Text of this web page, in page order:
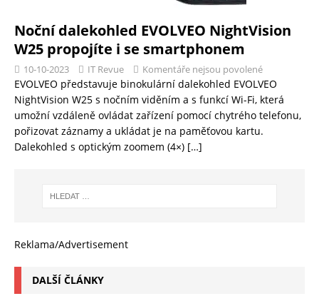
Noční dalekohled EVOLVEO NightVision
W25 propojíte i se smartphonem
10-10-2023 IT Revue Komentáře nejsou povolené
EVOLVEO představuje binokulární dalekohled EVOLVEO
NightVision W25 s nočním viděním a s funkcí Wi-Fi, která
umožní vzdáleně ovládat zařízení pomocí chytrého telefonu,
pořizovat záznamy a ukládat je na paměťovou kartu.
Dalekohled s optickým zoomem (4×) […]
Reklama/Advertisement
DALŠÍ ČLÁNKY